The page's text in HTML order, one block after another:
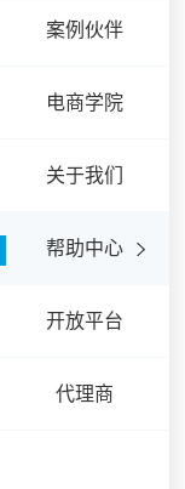
案例伙伴
电商学院
关于我们
帮助中心
开放平台
代理商